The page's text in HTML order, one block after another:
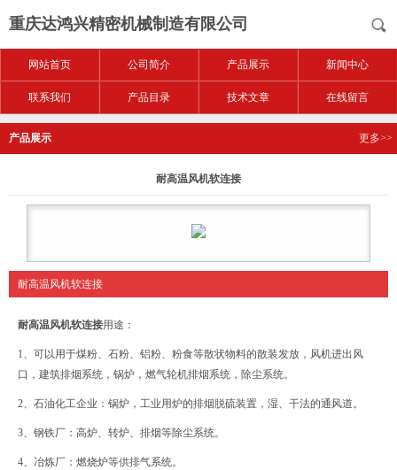
重庆达鸿兴精密机械制造有限公司
网站首页 公司简介 产品展示 新闻中心
联系我们 产品目录 技术文章 在线留言
产品展示 更多>>
耐高温风机软连接
耐高温风机软连接
耐高温风机软连接用途：
1、可以用于煤粉、石粉、铝粉、粉食等散状物料的散装发放，风机进出风
口，建筑排烟系统，锅炉，燃气轮机排烟系统，除尘系统。
2、石油化工企业：锅炉，工业用炉的排烟脱硫装置，湿、干法的通风道。
3、钢铁厂：高炉、转炉、排烟等除尘系统。
4、冶炼厂：燃烧炉等供排气系统。